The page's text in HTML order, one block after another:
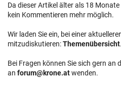
Da dieser Artikel älter als 18
kein Kommentieren mehr möglich.
Wir laden Sie ein, bei einer
mitzudiskutieren:Themenübersicht.
Bei Fragen können Sie sich gern an
an forum@krone.atwenden.